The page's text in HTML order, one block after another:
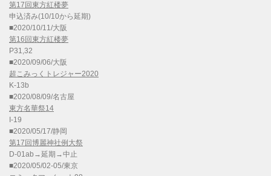
第17回東方紅楼夢
申込済み(10/10から延期)
■2020/10/11/大阪
第16回東方紅楼夢
P31,32
■2020/09/06/大阪
超こみっくトレジャー2020
K-13b
■2020/08/09/名古屋
東方名華祭14
I-19
■2020/05/17/静岡
第17回博麗神社例大祭
D-01ab→延期→中止
■2020/05/02-05/東京